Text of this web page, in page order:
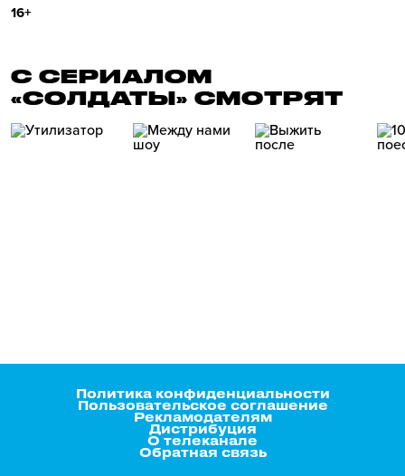
16+
С СЕРИАЛОМ
«СОЛДАТЫ» СМОТРЯТ
Политика конфиденциальности
Пользовательское соглашение
Рекламодателям
Дистрибуция
О телеканале
Обратная связь